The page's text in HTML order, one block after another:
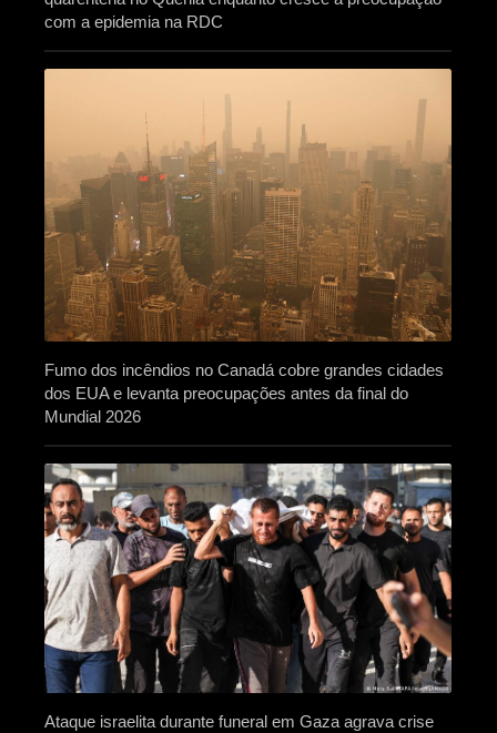
com a epidemia na RDC
Fumo dos incêndios no Canadá cobre grandes cidades
dos EUA e levanta preocupações antes da final do
Mundial 2026
Ataque israelita durante funeral em Gaza agrava crise